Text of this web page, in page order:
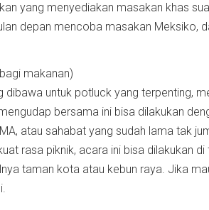
yang menyediakan masakan khas
depan mencoba masakan Meksiko,
makanan)
dibawa untuk potluck yang terpenting,
bersama ini bisa dilakukan
atau sahabat yang sudah lama tak
rasa piknik, acara ini bisa dilakukan
taman kota atau kebun raya. Jika